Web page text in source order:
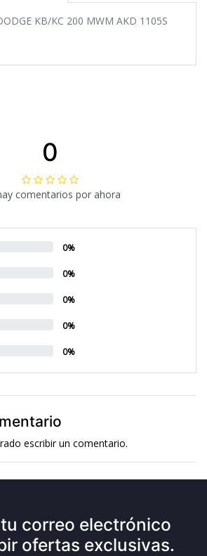
KB/KC 200 MWM AKD 1105S
0
comentarios por ahora
0%
0%
0%
0%
0%
escribir un comentario.
correo electrónico
ofertas exclusivas.